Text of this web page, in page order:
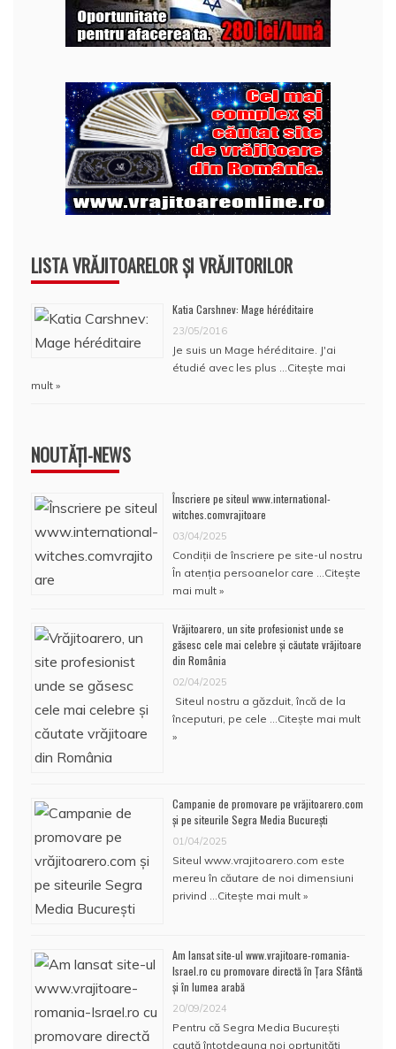
LISTA VRĂJITOARELOR ȘI VRĂJITORILOR
Katia Carshnev: Mage héréditaire
23/05/2016
Je suis un Mage héréditaire. J'ai
étudié avec les plus …Citește mai
mult »
NOUTĂȚI-NEWS
Înscriere pe siteul www.international-
witches.comvrajitoare
03/04/2025
Condiţii de înscriere pe site-ul nostru
În atenţia persoanelor care …Citește
mai mult »
Vrăjitoarero, un site profesionist unde se
găsesc cele mai celebre și căutate vrăjitoare
din România
02/04/2025
Siteul nostru a găzduit, încă de la
începuturi, pe cele …Citește mai mult
»
Campanie de promovare pe vrăjitoarero.com
și pe siteurile Segra Media București
01/04/2025
Siteul www.vrajitoarero.com este
mereu în căutare de noi dimensiuni
privind …Citește mai mult »
Am lansat site-ul www.vrajitoare-romania-
Israel.ro cu promovare directă în Țara Sfântă
și în lumea arabă
20/09/2024
Pentru că Segra Media București
caută întotdeauna noi oprtunități